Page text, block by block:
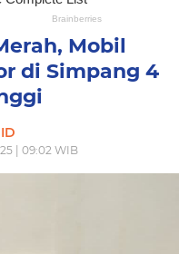
Mobil
di Simpang 4
| 09:02 WIB